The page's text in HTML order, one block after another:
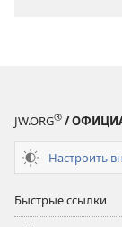
JW.ORG® /
Настроить
Быстрые ссылки